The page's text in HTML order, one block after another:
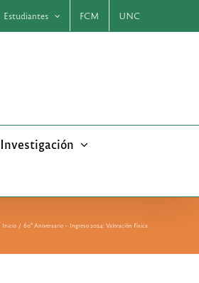
Estudiantes FCM UNC
Investigación
Inicio 60° Aniversario – Ingreso 2024: Valoración Física